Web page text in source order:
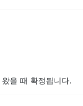
을 때 확정됩니다.